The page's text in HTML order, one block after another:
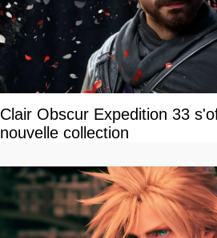
Clair Obscur Expedition 33
nouvelle collection